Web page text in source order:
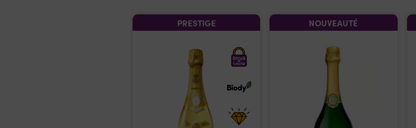
PRESTIGE NOUVEAUTÉ